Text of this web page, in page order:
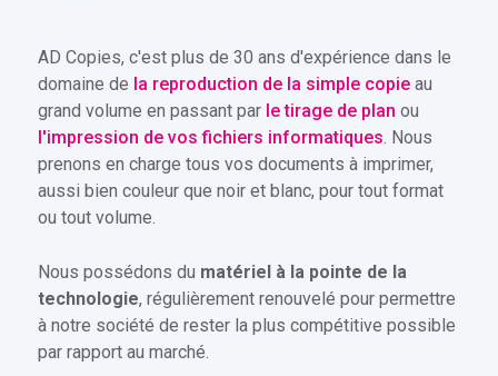
AD Copies, c'est plus de 30 ans d'expérience dans le
domaine de la reproduction de la simple copieau
grand volume en passant par le tirage de plan ou
l'impression de vos fichiers informatiques . Nous
prenons en charge tous vos documents à imprimer,
aussi bien couleur que noir et blanc, pour tout format
ou tout volume.
Nous possédons du matériel à la pointe de la
technologie, régulièrement renouvelé pour permettre
à notre société de rester la plus compétitive possible
par rapport au marché.